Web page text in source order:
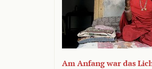
Am Anfang war das